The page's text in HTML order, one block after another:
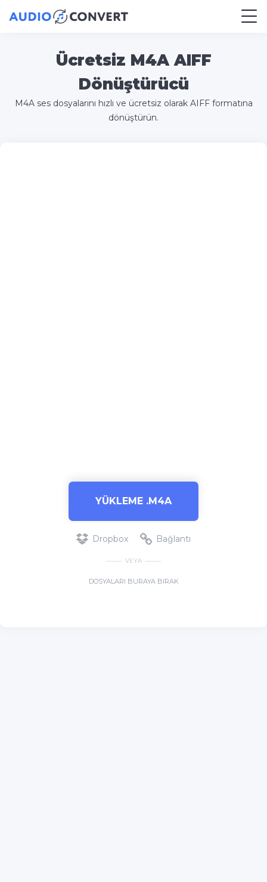
Ücretsiz M4A AIFF
Dönüştürücü
M4A ses dosyalarını hızlı ve ücretsiz olarak AIFF formatına
dönüştürün.
YÜKLEME .M4A
Dropbox Bağlantı
VEYA
DOSYALARI BURAYA BIRAK